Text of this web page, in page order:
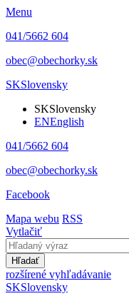
Menu
041/5662 604
obec@obechorky.sk
SKSlovensky
SKSlovensky
ENEnglish
041/5662 604
obec@obechorky.sk
Facebook
Mapa webu RSS
Vytlačiť
Hľadať
rozšírené vyhľadávanie
SKSlovensky